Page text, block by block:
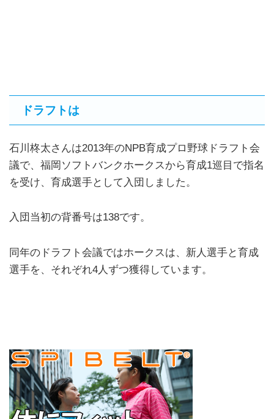
ドラフトは
石川柊太さんは2013年のNPB育成プロ野球ドラフト会
議で、福岡ソフトバンクホークスから育成1巡目で指名
を受け、育成選手として入団しました。
入団当初の背番号は138です。
同年のドラフト会議ではホークスは、新人選手と育成
選手を、それぞれ4人ずつ獲得しています。